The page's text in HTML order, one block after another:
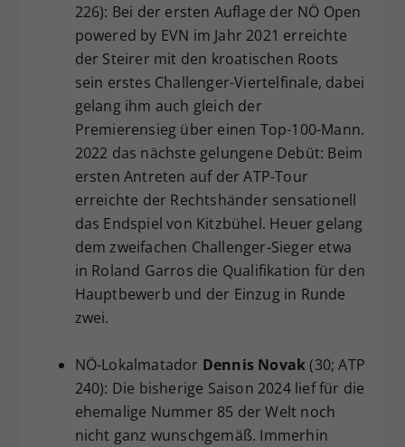
226): Bei der ersten Auflage der NÖ Open
powered by EVN im Jahr 2021 erreichte
der Steirer mit den kroatischen Roots
sein erstes Challenger-Viertelfinale, dabei
gelang ihm auch gleich der
Premierensieg über einen Top-100-Mann.
2022 das nächste gelungene Debüt: Beim
ersten Antreten auf der ATP-Tour
erreichte der Rechtshänder sensationell
das Endspiel von Kitzbühel. Heuer gelang
dem zweifachen Challenger-Sieger etwa
in Roland Garros die Qualifikation für den
Hauptbewerb und der Einzug in Runde
zwei.
NÖ-Lokalmatador Dennis Novak(30; ATP
240): Die bisherige Saison 2024 lief für die
ehemalige Nummer 85 der Welt noch
nicht ganz wunschgemäß. Immerhin